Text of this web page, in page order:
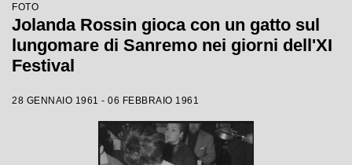
FOTO
Jolanda Rossin gioca con un gatto sul
lungomare di Sanremo nei giorni dell'XI
Festival
28 GENNAIO 1961 - 06 FEBBRAIO 1961